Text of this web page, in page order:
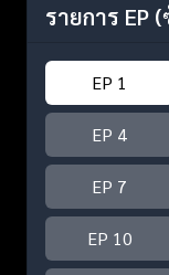
รายการ EP (
EP 1
EP 4
EP 7
EP 10